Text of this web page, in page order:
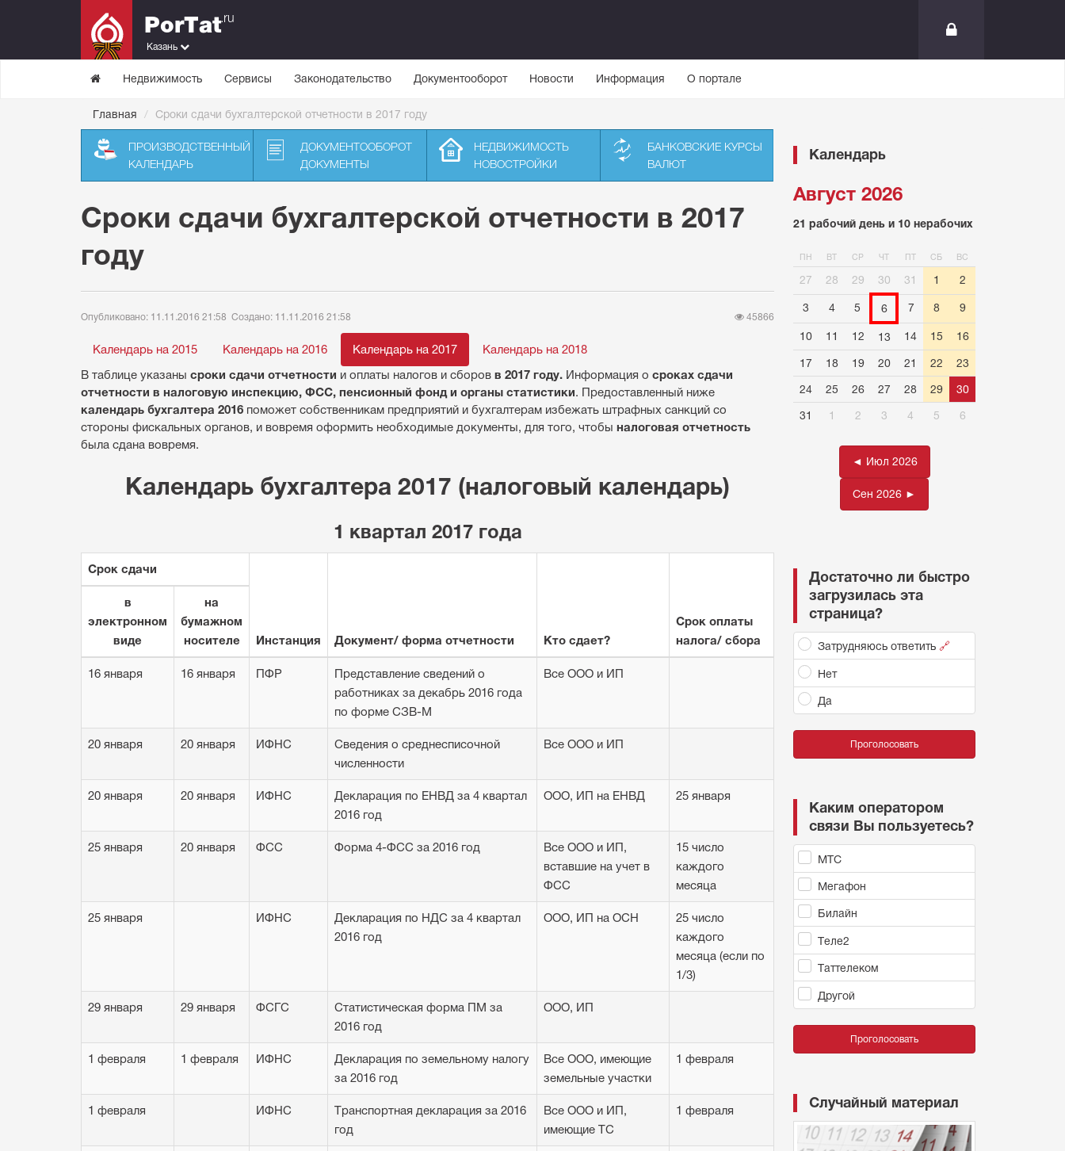
PorTat.ru
Казань
Недвижимость Сервисы Законодательство Документооборот Новости Информация О портале
Главная Сроки сдачи бухгалтерской отчетности в 2017 году
ПРОИЗВОДСТВЕННЫЙ
КАЛЕНДАРЬ
ДОКУМЕНТООБОРОТ
ДОКУМЕНТЫ
НЕДВИЖИМОСТЬ
НОВОСТРОЙКИ
БАНКОВСКИЕ КУРСЫ
ВАЛЮТ
Сроки сдачи бухгалтерской отчетности в 2017
году
Опубликовано: 11.11.2016 21:58 Создано: 11.11.2016 21:58 45866
Календарь на 2015 Календарь на 2016 Календарь на 2017
Календарь на 2018
В таблице указаны сроки сдачи отчетности и оплаты налогов и сборов в 2017 году. Информация о сроках сдачи
отчетности в налоговую инспекцию, ФСС, пенсионный фонд и органы статистики. Предоставленный ниже
календарь бухгалтера 2016 поможет собственникам предприятий и бухгалтерам избежать штрафных санкций со
стороны фискальных органов, и вовремя оформить необходимые документы, для того, чтобы налоговая отчетность
была сдана вовремя.
Календарь бухгалтера 2017 (налоговый календарь)
1 квартал 2017 года
Срок сдачи
Инстанция Документ/ форма отчетности Кто сдает?
Срок оплаты
налога/ сбора
в
электронном
виде
на
бумажном
носителе
16 января 16 января ПФР
Представление сведений о
работниках за декабрь 2016 года
по форме СЗВ-М
Все ООО и ИП
20 января 20 января ИФНС
Сведения о среднесписочной
численности
Все ООО и ИП
20 января 20 января ИФНС
Декларация по ЕНВД за 4 квартал
2016 год
ООО, ИП на ЕНВД 25 января
25 января 20 января ФCC Форма 4-ФСС за 2016 год
Все ООО и ИП,
вставшие на учет в
ФСС
15 число
каждого
месяца
25 января ИФНС
Декларация по НДС за 4 квартал
2016 год
ООО, ИП на ОСН
25 число
каждого
месяца (если по
1/3)
29 января 29 января ФСГС
Статистическая форма ПМ за
2016 год
ООО, ИП
1 февраля 1 февраля ИФНС
Декларация по земельному налогу
за 2016 год
Все ООО, имеющие
земельные участки
1 февраля
1 февраля ИФНС
Транспортная декларация за 2016
год
Все ООО и ИП,
имеющие ТС
1 февраля
Календарь
Август 2026
21 рабочий день и 10 нерабочих
ПН ВТ СР ЧТ ПТ СБ ВС
27 28 29 30 31 1 2
3 4 5 6 7 8 9
10 11 12 13 14 15 16
17 18 19 20 21 22 23
24 25 26 27 28 29 30
31 1 2 3 4 5 6
◄ Июл 2026
Сен 2026 ►
Достаточно ли быстро
загрузилась эта
страница?
Затрудняюсь ответить 🔗
Нет
Да
Проголосовать
Каким оператором
связи Вы пользуетесь?
МТС
Мегафон
Билайн
Теле2
Таттелеком
Другой
Проголосовать
Случайный материал